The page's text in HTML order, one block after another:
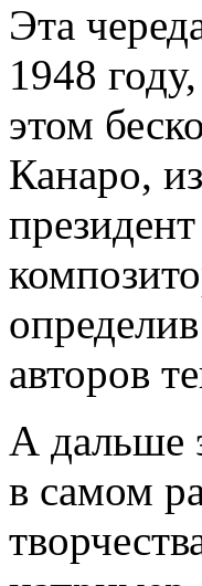
Эта
1948
этом
Канаро,
авторов
А дальше
в самом